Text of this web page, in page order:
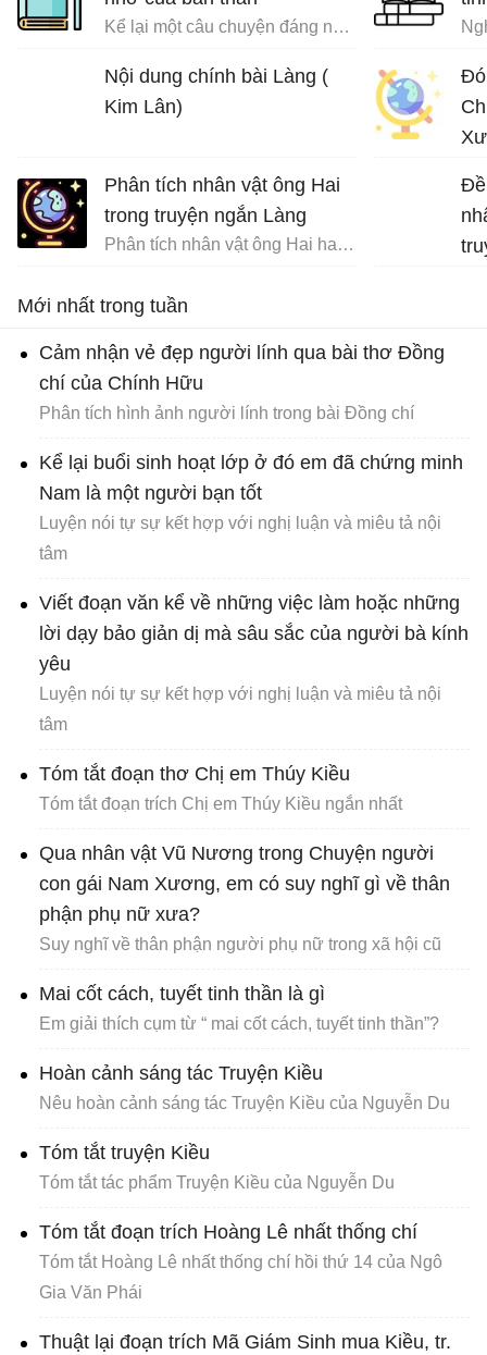
Kể lại một câu chuyện đáng nhớ của bản thân trong đó có sử dụng các yếu tố nghị luận và miêu tả nội tâm
Nội dung chính bài Làng (
Kim Lân)
Phân tích nhân vật ông Hai
trong truyện ngắn Làng
Phân tích nhân vật ông Hai hay nhất
Đề
Mới nhất trong tuần
Cảm nhận vẻ đẹp người lính qua bài thơ Đồng
chí của Chính Hữu
Phân tích hình ảnh người lính trong bài Đồng chí
Kể lại buổi sinh hoạt lớp ở đó em đã chứng minh
Nam là một người bạn tốt
Luyện nói tự sự kết hợp với nghị luận và miêu tả nội
tâm
Viết đoạn văn kể về những việc làm hoặc những
lời dạy bảo giản dị mà sâu sắc của người bà kính
yêu
Luyện nói tự sự kết hợp với nghị luận và miêu tả nội
tâm
Tóm tắt đoạn thơ Chị em Thúy Kiều
Tóm tắt đoạn trích Chị em Thúy Kiều ngắn nhất
Qua nhân vật Vũ Nương trong Chuyện người
con gái Nam Xương, em có suy nghĩ gì về thân
phận phụ nữ xưa?
Suy nghĩ về thân phận người phụ nữ trong xã hội cũ
Mai cốt cách, tuyết tinh thần là gì
Em giải thích cụm từ “ mai cốt cách, tuyết tinh thần”?
Hoàn cảnh sáng tác Truyện Kiều
Nêu hoàn cảnh sáng tác Truyện Kiều của Nguyễn Du
Tóm tắt truyện Kiều
Tóm tắt tác phẩm Truyện Kiều của Nguyễn Du
Tóm tắt đoạn trích Hoàng Lê nhất thống chí
Tóm tắt Hoàng Lê nhất thống chí hồi thứ 14 của Ngô
Gia Văn Phái
Thuật lại đoạn trích Mã Giám Sinh mua Kiều, tr.